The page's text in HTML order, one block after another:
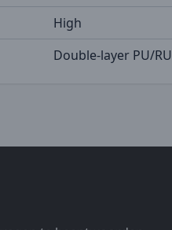
High
Double-layer PU/RU